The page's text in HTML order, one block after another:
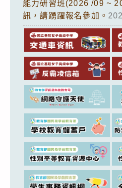
能力研習班(2026 /09 ~
訊，請踴躍報名參加。